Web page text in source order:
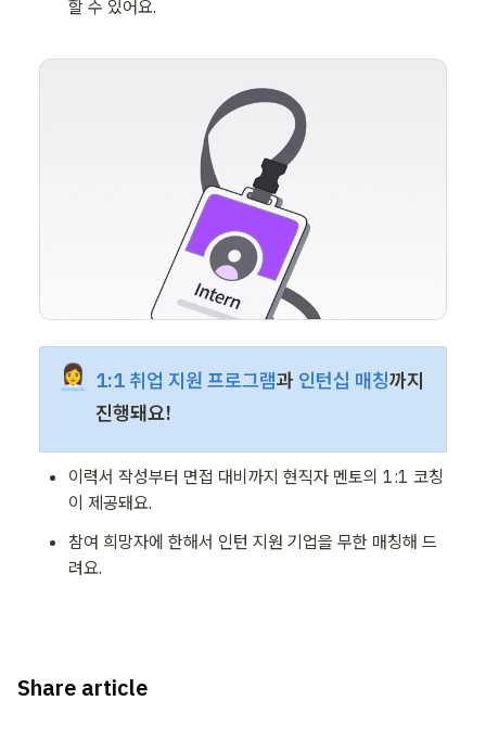
할 수 있어요.
👩‍💼 1:1 취업 지원 프로그램과 인턴십 매칭까지
진행돼요!
이력서 작성부터 면접 대비까지 현직자 멘토의 1:1 코칭
이 제공돼요.
참여 희망자에 한해서 인턴 지원 기업을 무한 매칭해 드
려요.
Share article